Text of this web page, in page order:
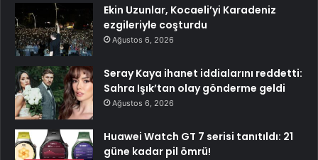
Ekin Uzunlar, Kocaeli’yi Karadeniz
ezgileriyle coşturdu
Ağustos 6, 2026
Seray Kaya ihanet iddialarını reddetti:
Sahra Işık’tan olay gönderme geldi
Ağustos 6, 2026
Huawei Watch GT 7 serisi tanıtıldı: 21
güne kadar pil ömrü!